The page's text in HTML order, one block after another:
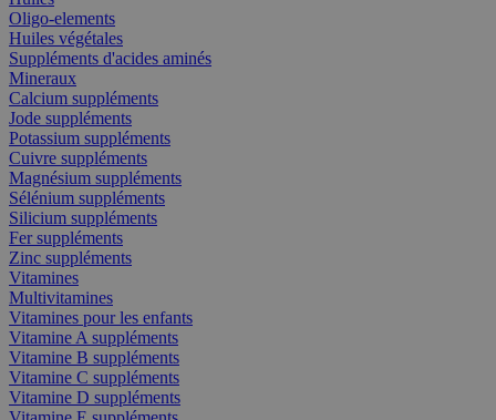
Oligo-elements
Huiles végétales
Suppléments d'acides aminés
Mineraux
Calcium suppléments
Jode suppléments
Potassium suppléments
Cuivre suppléments
Magnésium suppléments
Sélénium suppléments
Silicium suppléments
Fer suppléments
Zinc suppléments
Vitamines
Multivitamines
Vitamines pour les enfants
Vitamine A suppléments
Vitamine B suppléments
Vitamine C suppléments
Vitamine D suppléments